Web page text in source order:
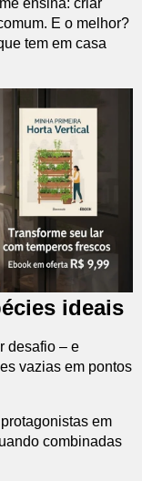
ensina: criar
E o melhor?
tem em casa
ideais
desafio – e
vazias em pontos
em
combinadas